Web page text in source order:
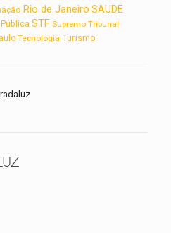
Rio de Janeiro SAUDE
STF Supremo Tribunal
Tecnologia Turismo